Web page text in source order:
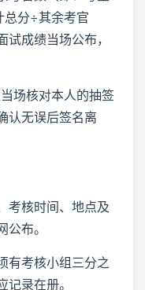
总分÷其余考官
成绩当场公布，
场核对本人的抽签
认无误后签名离
考核时间、地点及
布。
有考核小组三分之
录在册。